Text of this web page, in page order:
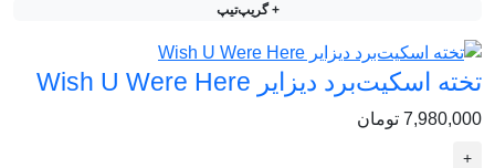
+ گریپ‌تیپ
تخته اسکیت‌برد دیزایر Wish U Were Here
7,980,000 تومان
+